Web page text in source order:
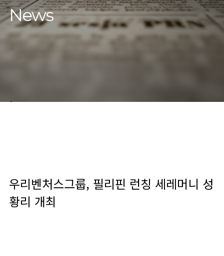
News
우리벤처스그룹, 필리핀 런칭 세레머니 성
황리 개최